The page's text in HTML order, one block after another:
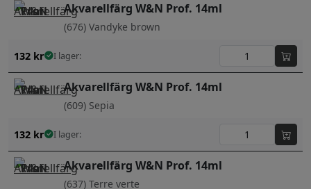
Akvarellfärg W&N Prof. 14ml
(676) Vandyke brown
132 kr I lager:
Akvarellfärg W&N Prof. 14ml
(609) Sepia
132 kr I lager:
Akvarellfärg W&N Prof. 14ml
(637) Terre verte